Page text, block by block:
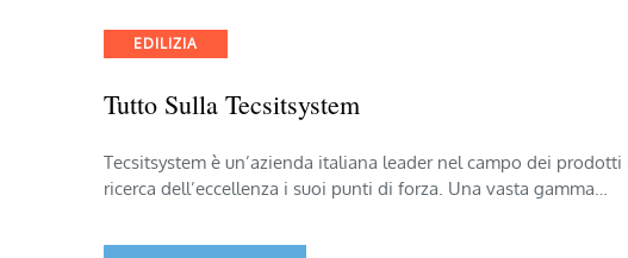
Categories
EDILIZIA
Tutto Sulla Tecsitsystem
Tecsitsystem è un’azienda italiana leader nel campo dei
ricerca dell’eccellenza i suoi punti di forza. Una vasta gamma…